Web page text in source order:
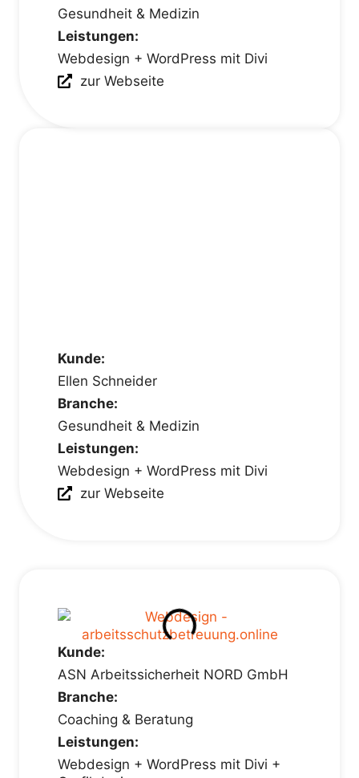
Gesundheit & Medizin
Leistungen:
Webdesign + WordPress mit Divi
zur Webseite
Kunde:
Ellen Schneider
Branche:
Gesundheit & Medizin
Leistungen:
Webdesign + WordPress mit Divi
zur Webseite
Kunde:
ASN Arbeitssicherheit NORD GmbH
Branche:
Coaching & Beratung
Leistungen:
Webdesign + WordPress mit Divi +